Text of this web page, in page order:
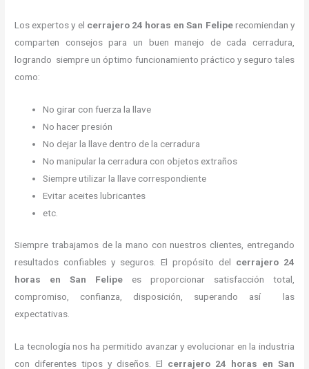
Los expertos y el cerrajero 24 horas en San Felipe recomiendan y
comparten consejos para un buen manejo de cada cerradura,
logrando siempre un óptimo funcionamiento práctico y seguro tales
como:
No girar con fuerza la llave
No hacer presión
No dejar la llave dentro de la cerradura
No manipular la cerradura con objetos extraños
Siempre utilizar la llave correspondiente
Evitar aceites lubricantes
etc.
Siempre trabajamos de la mano con nuestros clientes, entregando
resultados confiables y seguros. El propósito del cerrajero 24
horas en San Felipe es proporcionar satisfacción total,
compromiso, confianza, disposición, superando así las
expectativas.
La tecnología nos ha permitido avanzar y evolucionar en la industria
con diferentes tipos y diseños. El cerrajero 24 horas en San